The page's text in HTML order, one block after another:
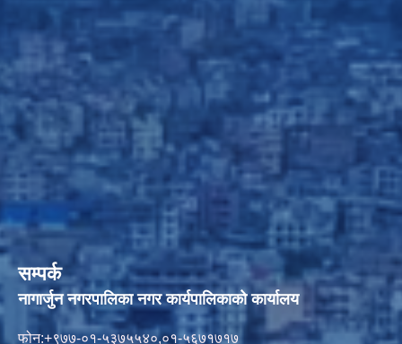
सम्पर्क
नागार्जुन नगरपालिका नगर कार्यपालिकाको कार्यालय
फोन:+९७७-०१-५३७५५४०,०१-५६७१७१७